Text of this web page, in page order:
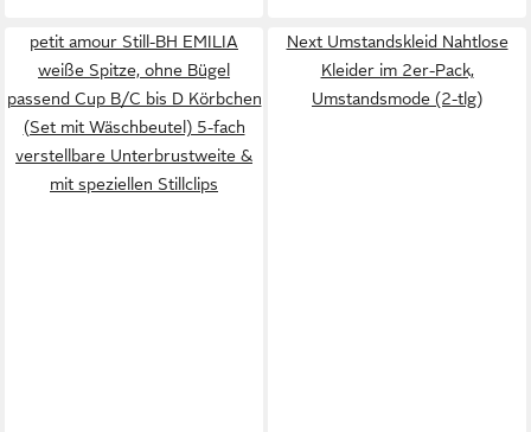
petit amour Still-BH EMILIA
weiße Spitze, ohne Bügel
passend Cup B/C bis D Körbchen
(Set mit Wäschbeutel) 5-fach
verstellbare Unterbrustweite &
mit speziellen Stillclips
Next Umstandskleid Nahtlose
Kleider im 2er-Pack,
Umstandsmode (2-tlg)